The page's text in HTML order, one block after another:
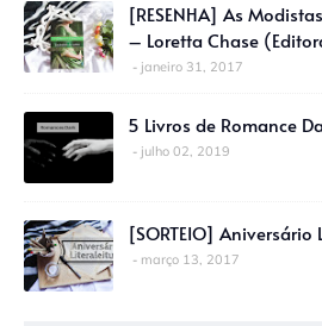
[RESENHA] As
– Loretta Chase
janeiro 31, 2017
5 Livros de Romance
julho 02, 2019
[SORTEIO]
março 13, 2017